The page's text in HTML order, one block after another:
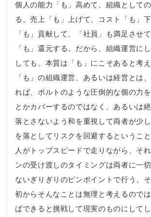
個人の能力「も」高めて、組織として
る。売上「も」上げて、コスト「も」
「も」貢献して、「社員」も満足させ
「も」還元する。だから、組織運営に
しても、本質は「も」にこそあると考え
「も」の組織運営、あるいは経営とは
れば、ボルトのような圧倒的な個の力
とかカバーするのではなく、あるいは
落とさないよう和を重視して両者が少
を落としてリスクを回避するというこ
人がトップスピードで走りながら、そ
ンの受け渡しのタイミングは両者に一
ないぎりぎりのピンポイントで行う、
初からそんなことは無理と考えるので
ばできると挑戦して現実のものにして